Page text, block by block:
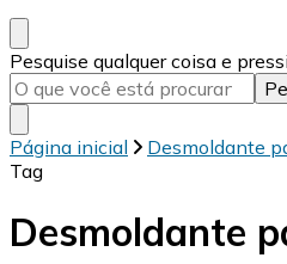
Procurando
algo?
Pesquise qualquer coisa e
Página inicial
Desmoldante
Tag
Desmoldante